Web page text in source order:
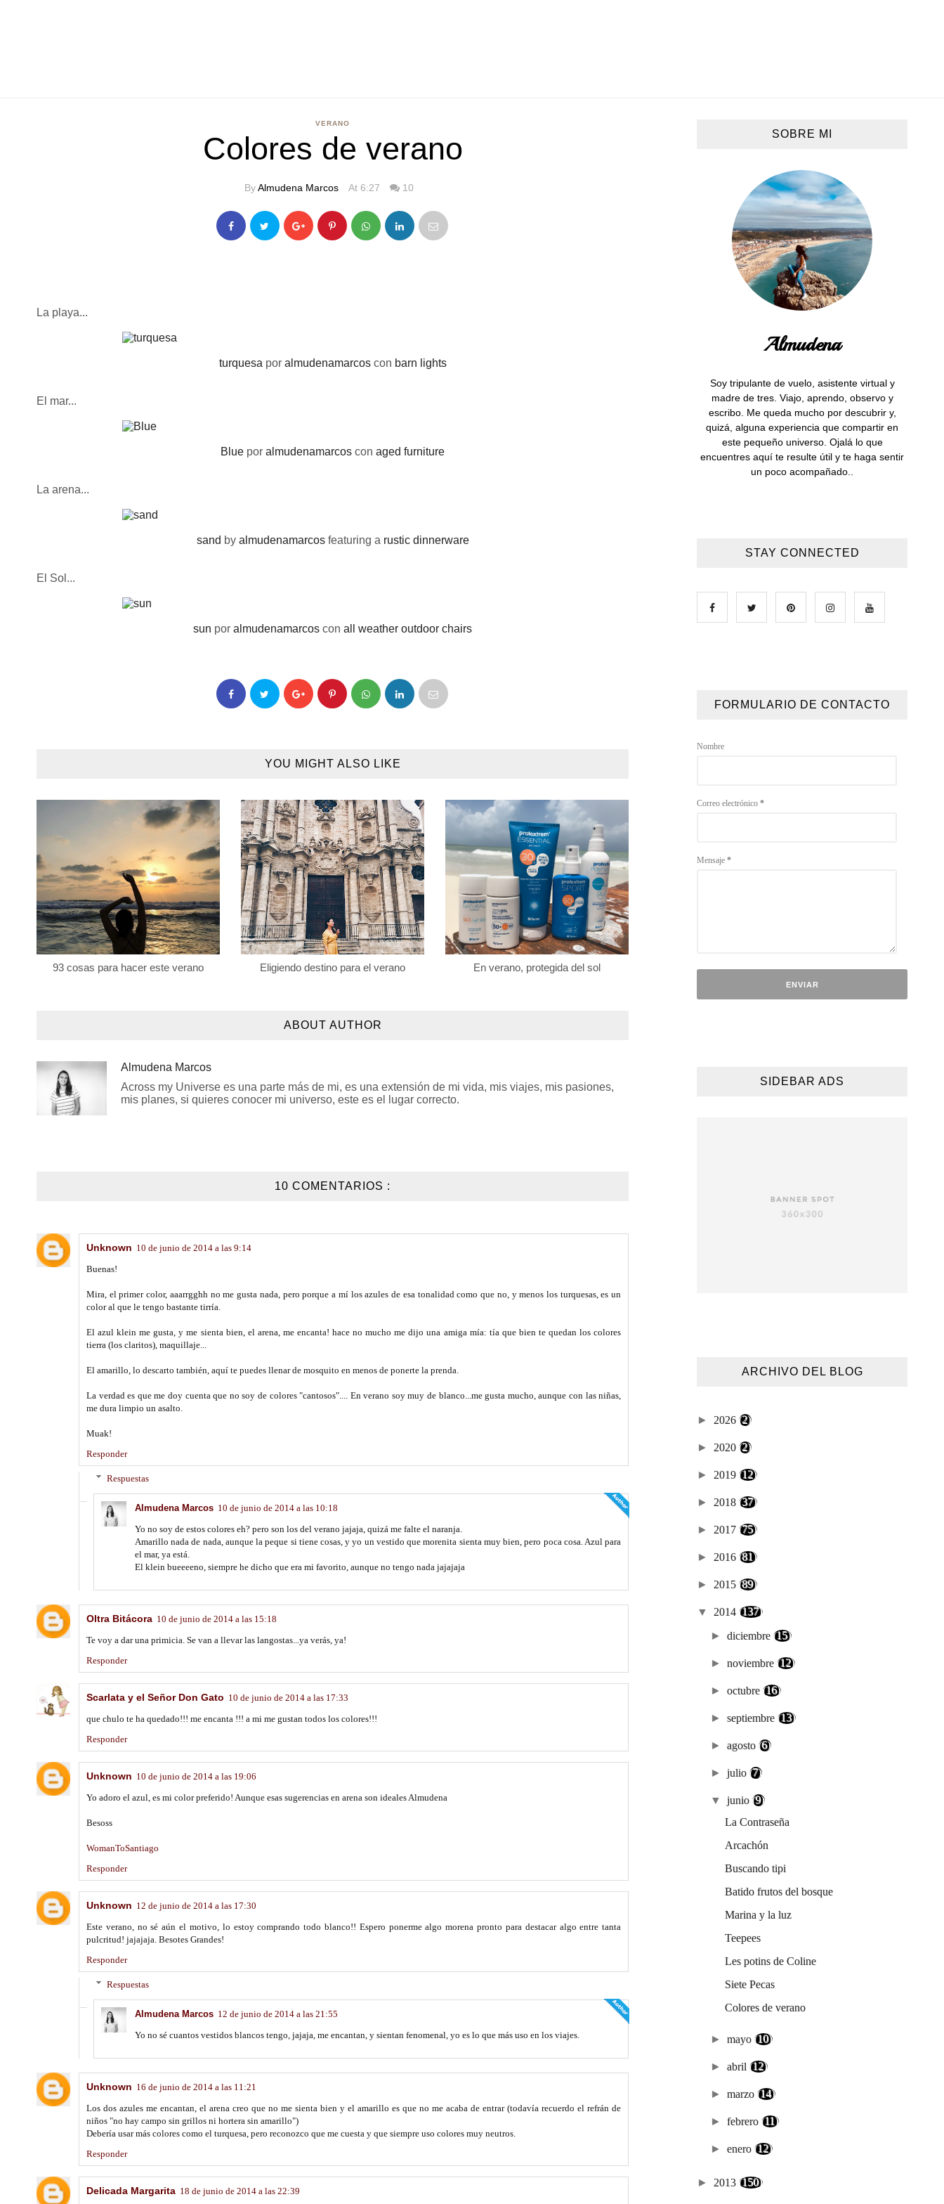
VERANO
Colores de verano
ByAlmudena Marcos At 6:27 10
La playa...
turquesa por almudenamarcoscon barn lights
El mar...
Blue poralmudenamarcos conaged furniture
La arena...
sand by almudenamarcosfeaturing a rustic dinnerware
El Sol...
sun poralmudenamarcos conall weather outdoor chairs
YOU MIGHT ALSO LIKE
93 cosas para hacer este verano Eligiendo destino para el verano En verano, protegida del sol
ABOUT AUTHOR
Almudena Marcos
Across my Universe es una parte más de mi, es una extensión de mi vida, mis viajes, mis pasiones,
mis planes, si quieres conocer mi universo, este es el lugar correcto.
10 COMENTARIOS :
Unknown 10 de junio de 2014 a las 9:14
Buenas!
Mira, el primer color, aaarrgghh no me gusta nada, pero porque a mí los azules de esa tonalidad como que no, y menos los turquesas, es un
color al que le tengo bastante tirría.
El azul klein me gusta, y me sienta bien, el arena, me encanta! hace no mucho me dijo una amiga mía: tía que bien te quedan los colores
tierra (los claritos), maquillaje...
El amarillo, lo descarto también, aquí te puedes llenar de mosquito en menos de ponerte la prenda.
La verdad es que me doy cuenta que no soy de colores "cantosos".... En verano soy muy de blanco...me gusta mucho, aunque con las niñas,
me dura limpio un asalto.
Muak!
Responder
Respuestas
Almudena Marcos 10 de junio de 2014 a las 10:18
Yo no soy de estos colores eh? pero son los del verano jajaja, quizá me falte el naranja.
Amarillo nada de nada, aunque la peque si tiene cosas, y yo un vestido que morenita sienta muy bien, pero poca cosa. Azul para
el mar, ya está.
El klein bueeeeno, siempre he dicho que era mi favorito, aunque no tengo nada jajajaja
Oltra Bitácora 10 de junio de 2014 a las 15:18
Te voy a dar una primicia. Se van a llevar las langostas...ya verás, ya!
Responder
Scarlata y el Señor Don Gato 10 de junio de 2014 a las 17:33
que chulo te ha quedado!!! me encanta !!! a mi me gustan todos los colores!!!
Responder
Unknown 10 de junio de 2014 a las 19:06
Yo adoro el azul, es mi color preferido! Aunque esas sugerencias en arena son ideales Almudena
Besoss
WomanToSantiago
Responder
Unknown 12 de junio de 2014 a las 17:30
Este verano, no sé aún el motivo, lo estoy comprando todo blanco!! Espero ponerme algo morena pronto para destacar algo entre tanta
pulcritud! jajajaja. Besotes Grandes!
Responder
Respuestas
Almudena Marcos 12 de junio de 2014 a las 21:55
Yo no sé cuantos vestidos blancos tengo, jajaja, me encantan, y sientan fenomenal, yo es lo que más uso en los viajes.
Unknown 16 de junio de 2014 a las 11:21
Los dos azules me encantan, el arena creo que no me sienta bien y el amarillo es que no me acaba de entrar (todavía recuerdo el refrán de
niños "no hay campo sin grillos ni hortera sin amarillo")
Debería usar más colores como el turquesa, pero reconozco que me cuesta y que siempre uso colores muy neutros.
Responder
Delicada Margarita 18 de junio de 2014 a las 22:39
SOBRE MI
Almudena
Soy tripulante de vuelo, asistente virtual y
madre de tres. Viajo, aprendo, observo y
escribo. Me queda mucho por descubrir y,
quizá, alguna experiencia que compartir en
este pequeño universo. Ojalá lo que
encuentres aquí te resulte útil y te haga sentir
un poco acompañado..
STAY CONNECTED
FORMULARIO DE CONTACTO
Nombre
Correo electrónico *
Mensaje *
SIDEBAR ADS
ARCHIVO DEL BLOG
► 2026 (2)
► 2020 (2)
► 2019 (12)
► 2018 (37)
► 2017 (75)
► 2016 (81)
► 2015 (89)
▼ 2014 (137)
►diciembre (15)
►noviembre (12)
►octubre (16)
►septiembre (13)
►agosto(6)
►julio(7)
▼junio(9)
La Contraseña
Arcachón
Buscando tipi
Batido frutos del bosque
Marina y la luz
Teepees
Les potins de Coline
Siete Pecas
Colores de verano
►mayo (10)
►abril (12)
►marzo (14)
►febrero(11)
►enero (12)
► 2013 (150)